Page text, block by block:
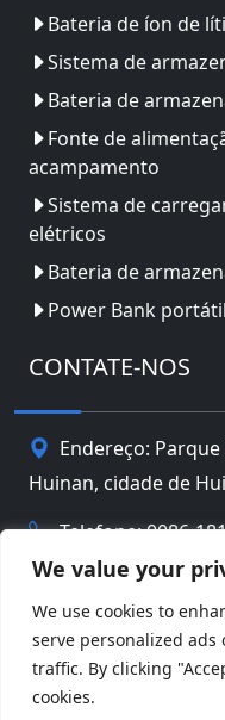
We value your
We use cookies to
serve personalized
traffic. By clicking
cookies.
Bateria de íon de
Sistema de
Bateria de
Fonte de
acampamento
Sistema de
elétricos
Bateria de
Power Bank portátil
CONTATE-NOS
Endereço:
Huinan, cidade de
Telefone: 0086-